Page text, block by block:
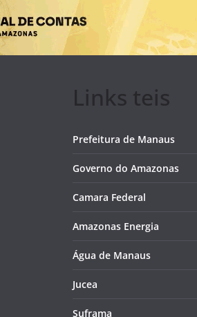
Links teis
Prefeitura de Manaus
Governo do Amazonas
Camara Federal
Amazonas Energia
Água de Manaus
Jucea
Suframa